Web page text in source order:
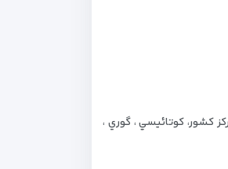
اند از: تفليس مرکز کشور، کوتائيسي ، گوري ،